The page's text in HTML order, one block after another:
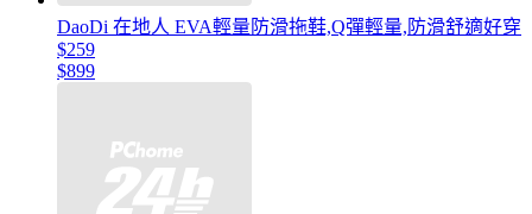
DaoDi 在地人 EVA輕量防滑拖鞋,Q彈輕量,防滑舒適好穿
$259
$899